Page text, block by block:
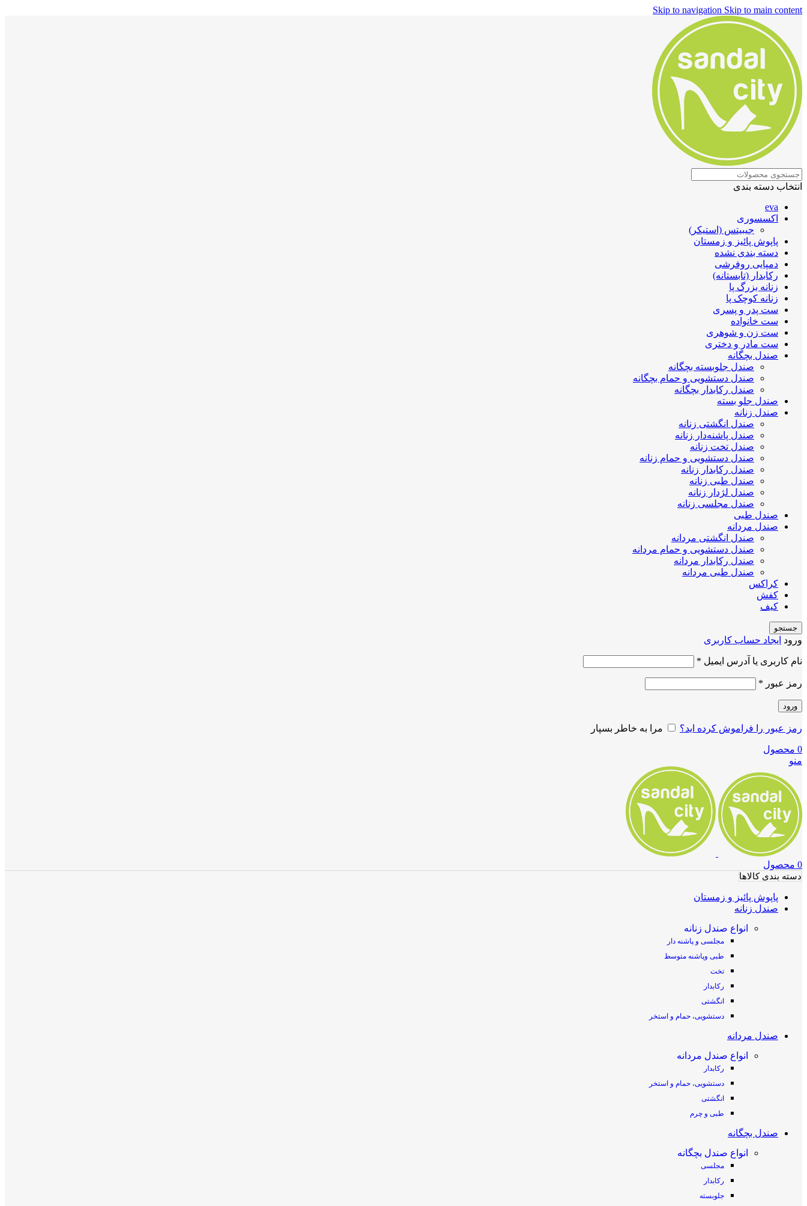
Skip to navigation Skip to main content
انتخاب دسته بندی
eva
اکسسوری
جیبیتس (استیکر)
پاپوش پائیز و زمستان
دسته بندی نشده
دمپایی روفرشی
رکابدار (تابستانه)
زنانه بزرگ پا
زنانه کوچک پا
ست پدر و پسری
ست خانواده
ست زن و شوهری
ست مادر و دختری
صندل بچگانه
صندل جلوبسته بچگانه
صندل دستشویی و حمام بچگانه
صندل رکابدار بچگانه
صندل جلو بسته
صندل زنانه
صندل انگشتی زنانه
صندل پاشنه‌دار زنانه
صندل تخت زنانه
صندل دستشویی و حمام زنانه
صندل رکابدار زنانه
صندل طبی زنانه
صندل لژدار زنانه
صندل مجلسی زنانه
صندل طبی
صندل مردانه
صندل انگشتی مردانه
صندل دستشویی و حمام مردانه
صندل رکابدار مردانه
صندل طبی مردانه
کراکس
کفش
کیف
جستجو
ورود ایجاد حساب کاربری
نام کاربری یا آدرس ایمیل *
رمز عبور *
ورود
رمز عبور را فراموش کرده اید؟ مرا به خاطر بسپار
0 محصول
منو
0 محصول
دسته بندی کالاها
پاپوش پائیز و زمستان
صندل زنانه
انواع صندل زنانه
مجلسی و پاشنه دار
طبی وپاشنه متوسط
تخت
رکابدار
انگشتی
دستشویی، حمام و استخر
صندل مردانه
انواع صندل مردانه
رکابدار
دستشویی، حمام و استخر
انگشتی
طبی و چرم
صندل بچگانه
انواع صندل بچگانه
مجلسی
رکابدار
جلوبسته